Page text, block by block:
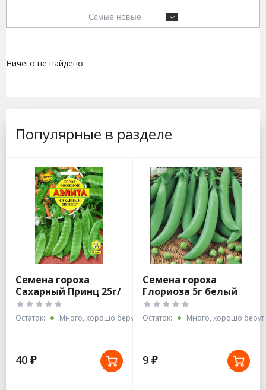
Самые новые
Ничего не найдено
Популярные в разделе
Семена гороха
Сахарный Принц 25г/
Аэлита
Остаток: Много, хорошо берут
40 ₽
Семена гороха
Глориоза 5г белый
пакет
Остаток: Много, хорошо берут
9 ₽